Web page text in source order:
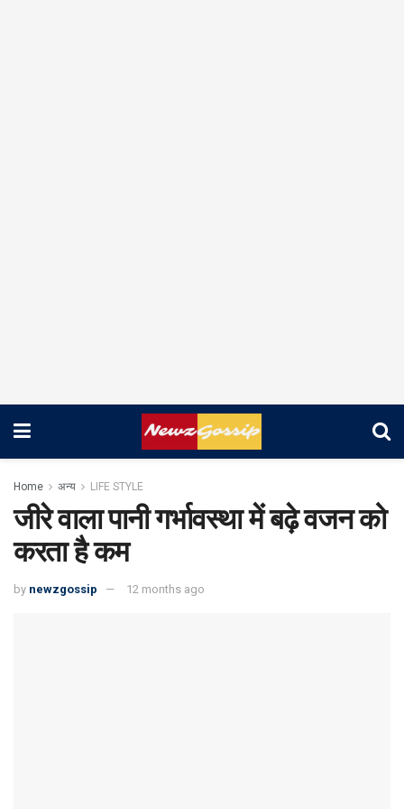
Home अन्य LIFE STYLE
जीरे वाला पानी गर्भावस्था में बढ़े वजन को
करता है कम
by newzgossip 12 months ago